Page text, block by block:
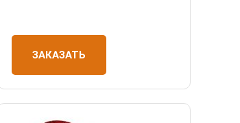
ЗАКАЗАТЬ